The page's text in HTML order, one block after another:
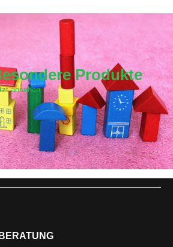
Produkte
ansehen